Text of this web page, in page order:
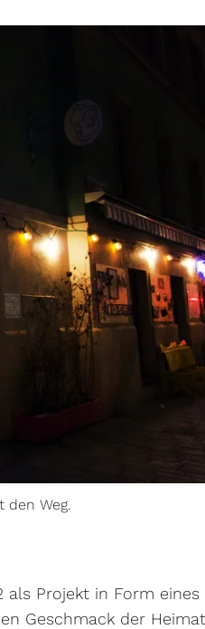
den Weg.
als Projekt in Form eines
Geschmack der Heimat